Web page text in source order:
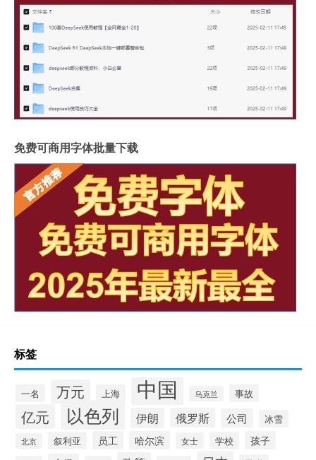
免费可商用字体批量下载
标签
一名 万元 上海 中国 乌克兰 事故
亿元 以色列 伊朗 俄罗斯 公司 冰雪
北京 叙利亚 员工 哈尔滨 女士 学校 孩子